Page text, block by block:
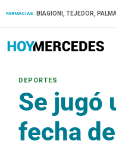
FARMACIAS: BIAGIONI, TEJEDOR, PALMA
Se jugó
fecha